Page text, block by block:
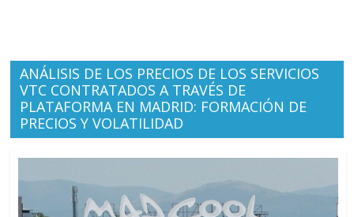
ANÁLISIS DE LOS PRECIOS DE LOS SERVICIOS
VTC CONTRATADOS A TRAVÉS DE
PLATAFORMA EN MADRID: FORMACIÓN DE
PRECIOS Y VOLATILIDAD